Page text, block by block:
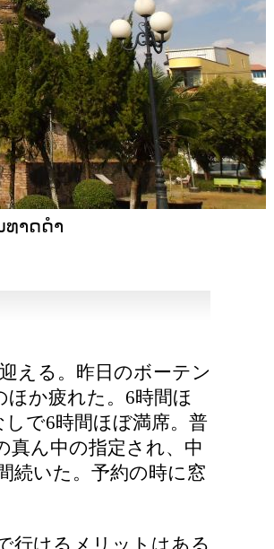
ທາດດຳ
える。昨日のボーテン
か疲れた。6時間ほ
で6時間ほぼ満席。普
真ん中の指定され、中
続いた。予約の時に窓
行けるメリットはある